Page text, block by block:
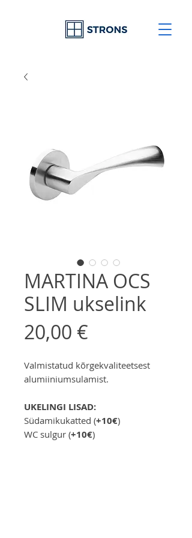
MARTINA OCS
SLIM ukselink
20,00 €
Valmistatud kõrgekvaliteetsest
alumiiniumsulamist.
UKELINGI LISAD:
Südamikukatted (+10€)
WC sulgur (+10€)